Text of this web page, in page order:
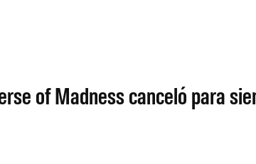
of Madness canceló para